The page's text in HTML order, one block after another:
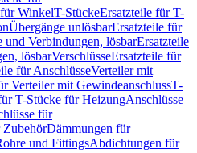
WinkelT-StückeErsatzteile für T-
Übergänge unlösbarErsatzteile für
und Verbindungen, lösbarErsatzteile
lösbarVerschlüsseErsatzteile für
für AnschlüsseVerteiler mit
Verteiler mit GewindeanschlussT-
T-Stücke für HeizungAnschlüsse
für
ZubehörDämmungen für
und FittingsAbdichtungen für